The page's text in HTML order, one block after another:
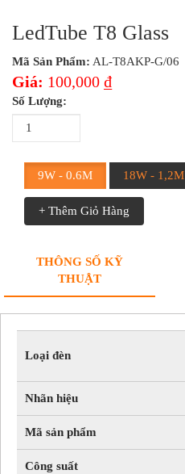
LedTube T8 Glass
Mã Sản Phẩm: AL-T8AKP-G/06
Giá: 100,000 ₫
Số Lượng:
9W - 0.6M 18W - 1,2M
+ Thêm Giỏ Hàng
THÔNG SỐ KỸ
THUẬT
Loại đèn
Nhãn hiệu
Mã sản phẩm
Công suất